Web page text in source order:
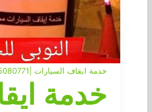
خدمة ايقاف السيارات |65080771| الابداع للضيافة
خدمة